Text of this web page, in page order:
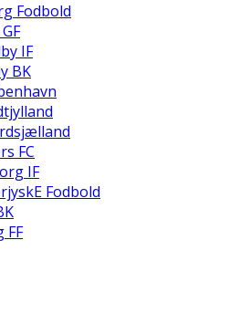
Fodbold
IF
BK
FC
IF
Fodbold
FF